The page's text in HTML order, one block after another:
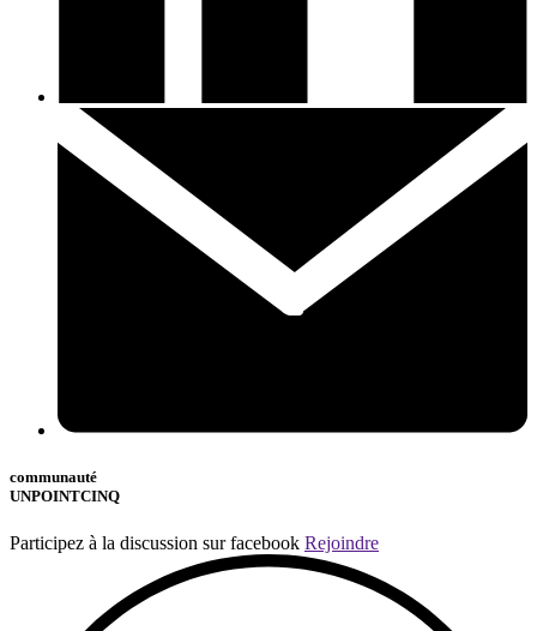
communauté
UNPOINTCINQ
Participez à la discussion sur facebook Rejoindre